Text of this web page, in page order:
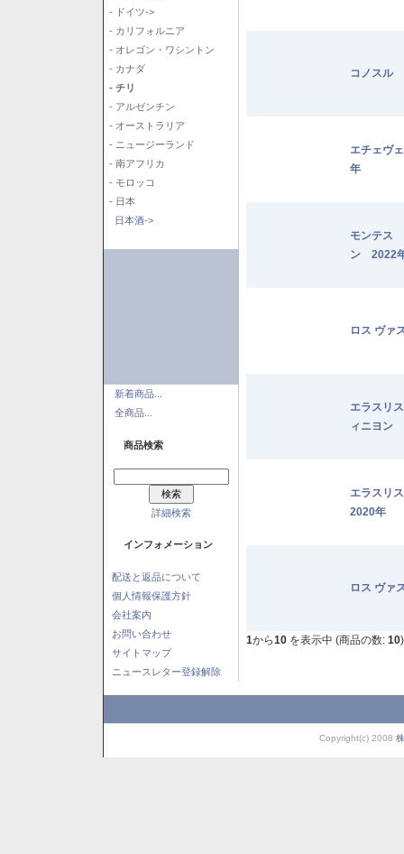
- ドイツ->
- カリフォルニア
- オレゴン・ワシントン
- カナダ
- チリ
- アルゼンチン
- オーストラリア
- ニュージーランド
- 南アフリカ
- モロッコ
- 日本
日本酒->
新着商品...
全商品...
商品検索
詳細検索
インフォメーション
配送と返品について
個人情報保護方針
会社案内
お問い合わせ
サイトマップ
ニュースレター登録解除
コノスル
エチェヴ
年
モンテス
ン 2022
ロス ヴァ
エラスリ
ィニヨン
エラスリ
2020年
ロス ヴァ
1から10 を表示中 (商品の数: 10)
Copyright(c) 2008